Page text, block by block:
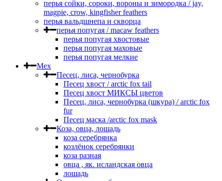
перья сойки, сороки, вороны и зимородка / jay,
magpie, crow, kingfisher feathers
перья вальдшнепа и скворца
перья попугая / macaw feathers
перья попугая хвостовые
перья попугая маховые
перья попугая мелкие
Мех
Песец, лиса, чернобурка
Песец хвост / arctic fox tail
Песец хвост МИКСЫ цветов
Песец, лиса, чернобурка (шкура) / arctic fox
fur
Песец маска /arctic fox mask
Коза, овца, лошадь
коза серебрянка
козлёнок серебрянки
коза разная
овца , як. исландская овца
лошадь